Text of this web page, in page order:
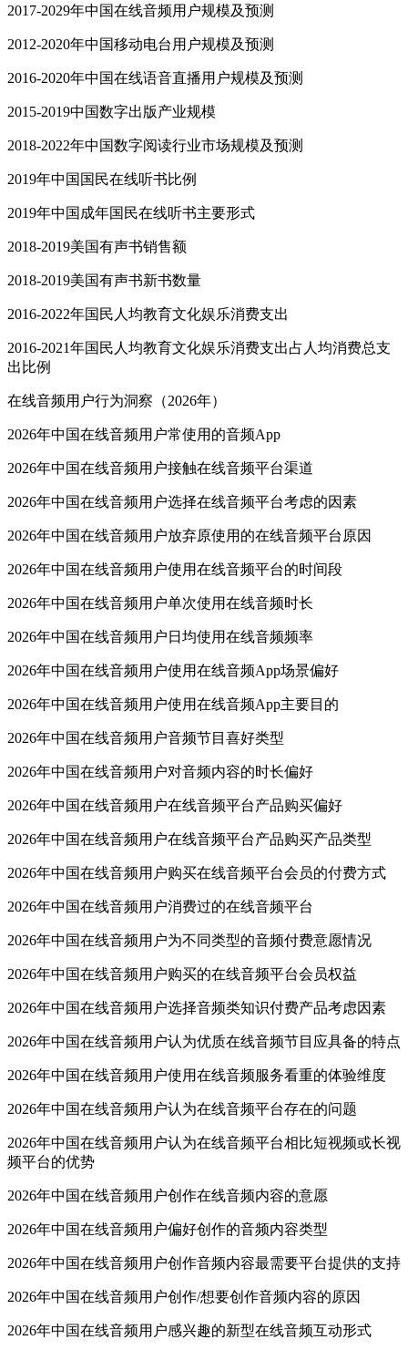
2017-2029年中国在线音频用户规模及预测
2012-2020年中国移动电台用户规模及预测
2016-2020年中国在线语音直播用户规模及预测
2015-2019中国数字出版产业规模
2018-2022年中国数字阅读行业市场规模及预测
2019年中国国民在线听书比例
2019年中国成年国民在线听书主要形式
2018-2019美国有声书销售额
2018-2019美国有声书新书数量
2016-2022年国民人均教育文化娱乐消费支出
2016-2021年国民人均教育文化娱乐消费支出占人均消费总支
出比例
在线音频用户行为洞察（2026年）
2026年中国在线音频用户常使用的音频App
2026年中国在线音频用户接触在线音频平台渠道
2026年中国在线音频用户选择在线音频平台考虑的因素
2026年中国在线音频用户放弃原使用的在线音频平台原因
2026年中国在线音频用户使用在线音频平台的时间段
2026年中国在线音频用户单次使用在线音频时长
2026年中国在线音频用户日均使用在线音频频率
2026年中国在线音频用户使用在线音频App场景偏好
2026年中国在线音频用户使用在线音频App主要目的
2026年中国在线音频用户音频节目喜好类型
2026年中国在线音频用户对音频内容的时长偏好
2026年中国在线音频用户在线音频平台产品购买偏好
2026年中国在线音频用户在线音频平台产品购买产品类型
2026年中国在线音频用户购买在线音频平台会员的付费方式
2026年中国在线音频用户消费过的在线音频平台
2026年中国在线音频用户为不同类型的音频付费意愿情况
2026年中国在线音频用户购买的在线音频平台会员权益
2026年中国在线音频用户选择音频类知识付费产品考虑因素
2026年中国在线音频用户认为优质在线音频节目应具备的特点
2026年中国在线音频用户使用在线音频服务看重的体验维度
2026年中国在线音频用户认为在线音频平台存在的问题
2026年中国在线音频用户认为在线音频平台相比短视频或长视
频平台的优势
2026年中国在线音频用户创作在线音频内容的意愿
2026年中国在线音频用户偏好创作的音频内容类型
2026年中国在线音频用户创作音频内容最需要平台提供的支持
2026年中国在线音频用户创作/想要创作音频内容的原因
2026年中国在线音频用户感兴趣的新型在线音频互动形式